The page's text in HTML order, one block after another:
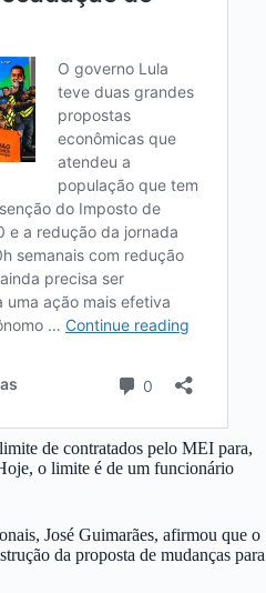
de contratados pelo MEI para,
o limite é de um funcionário
José Guimarães, afirmou que o
da proposta de mudanças para